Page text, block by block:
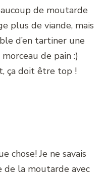
de moutarde
plus de viande, mais
d’en tartiner une
de pain :)
ça doit être top !
chose! Je ne savais
de la moutarde avec